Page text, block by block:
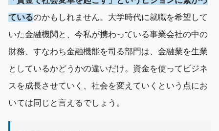
ているのかもしれません。大学時代に就職を希望して
いた金融機関と、今私が携わっている事業会社の中の
財務、すなわち金融機能を司る部門は、金融業を生業
としているかどうかの違いだけ。資金を使ってビジネ
スを成長させていく、社会を変えていくという点にお
いては同じと言えるでしょう。